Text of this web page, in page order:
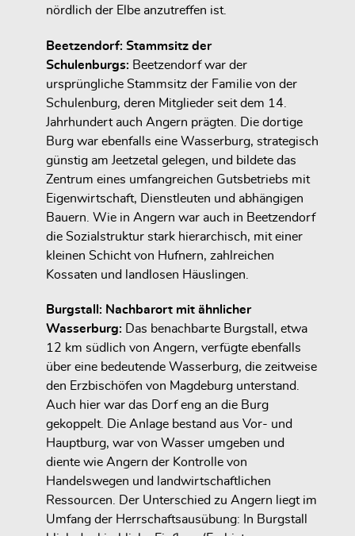
nördlich der Elbe anzutreffen ist.
Beetzendorf: Stammsitz der
Schulenburgs: Beetzendorf war der
ursprüngliche Stammsitz der Familie von der
Schulenburg, deren Mitglieder seit dem 14.
Jahrhundert auch Angern prägten. Die dortige
Burg war ebenfalls eine Wasserburg, strategisch
günstig am Jeetzetal gelegen, und bildete das
Zentrum eines umfangreichen Gutsbetriebs mit
Eigenwirtschaft, Dienstleuten und abhängigen
Bauern. Wie in Angern war auch in Beetzendorf
die Sozialstruktur stark hierarchisch, mit einer
kleinen Schicht von Hufnern, zahlreichen
Kossaten und landlosen Häuslingen.
Burgstall: Nachbarort mit ähnlicher
Wasserburg: Das benachbarte Burgstall, etwa
12 km südlich von Angern, verfügte ebenfalls
über eine bedeutende Wasserburg, die zeitweise
den Erzbischöfen von Magdeburg unterstand.
Auch hier war das Dorf eng an die Burg
gekoppelt. Die Anlage bestand aus Vor- und
Hauptburg, war von Wasser umgeben und
diente wie Angern der Kontrolle von
Handelswegen und landwirtschaftlichen
Ressourcen. Der Unterschied zu Angern liegt im
Umfang der Herrschaftsausübung: In Burgstall